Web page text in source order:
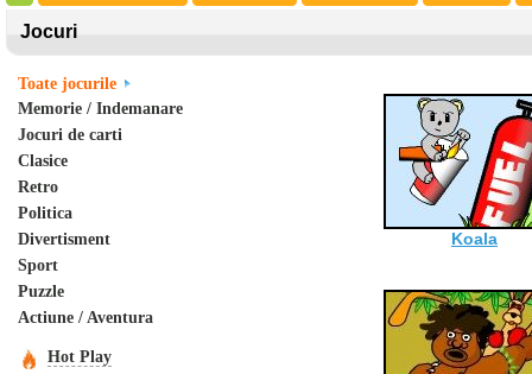
Jocuri
Toate jocurile
Memorie / Indemanare
Jocuri de carti
Clasice
Retro
Politica
Divertisment
Sport
Puzzle
Actiune / Aventura
Hot Play
Koala